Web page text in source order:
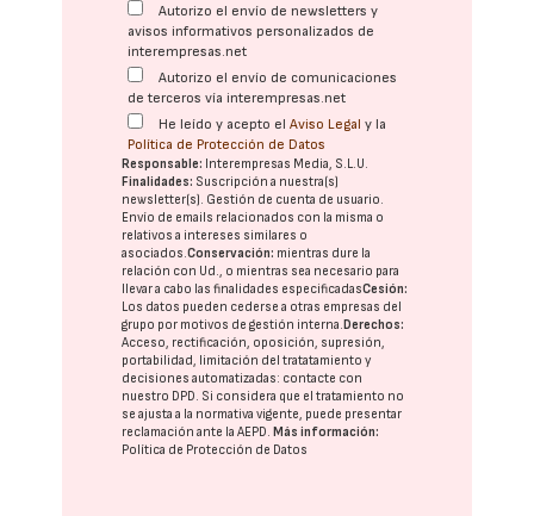
Autorizo el envío de newsletters y
avisos informativos personalizados de
interempresas.net
Autorizo el envío de comunicaciones
de terceros vía interempresas.net
He leído y acepto elAviso Legal y la
Política de Protección de Datos
Responsable: Interempresas Media, S.L.U.
Finalidades: Suscripción a nuestra(s)
newsletter(s). Gestión de cuenta de usuario.
Envío de emails relacionados con la misma o
relativos a intereses similares o
asociados.Conservación: mientras dure la
relación con Ud., o mientras sea necesario para
llevar a cabo las finalidades especificadasCesión:
Los datos pueden cederse a otras empresas del
grupo por motivos de gestión interna.Derechos:
Acceso, rectificación, oposición, supresión,
portabilidad, limitación del tratatamiento y
decisiones automatizadas: contacte con
nuestro DPD. Si considera que el tratamiento no
se ajusta a la normativa vigente, puede presentar
reclamación ante laAEPD.Más información:
Política de Protección de Datos